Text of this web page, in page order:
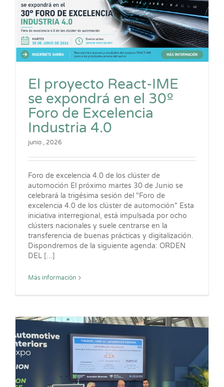
El proyecto React-IME
se expondrá en el 30º
Foro de Excelencia
Industria 4.0
junio , 2026
Foro de excelencia 4.0 de los clúster de
automoción El próximo martes 30 de Junio se
celebrará la trigésima sesión del "Foro de
excelencia 4.0 de los clúster de automoción" Esta
iniciativa interregional, está impulsada por ocho
clústers nacionales y suele centrarse en la
transferencia de buenas prácticas y digitalización.
Dispondremos de la siguiente agenda: ORDEN
DEL [...]
Más información